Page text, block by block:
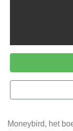
Moneybird, het